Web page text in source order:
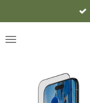
Hauptinhalt
springen